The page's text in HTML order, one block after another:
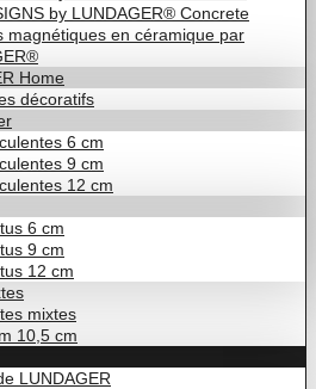
by LUNDAGER® Concrete
magnétiques en céramique par
Home
décoratifs
6 cm
9 cm
12 cm
6 cm
9 cm
12 cm
mixtes
10,5 cm
LUNDAGER